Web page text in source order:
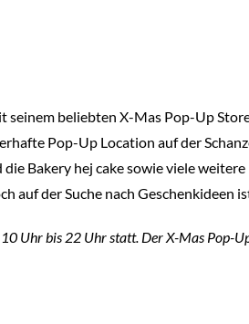
seinem beliebten X-Mas Pop-Up
Pop-Up Location auf der
Bakery hej cake sowie viele
auf der Suche nach Geschenkideen
Uhr bis 22 Uhr statt. Der X-Mas Pop-